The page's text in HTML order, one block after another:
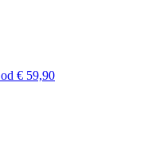
od € 59,90